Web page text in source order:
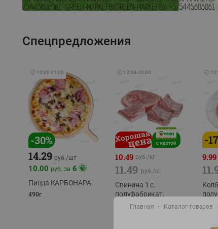
Спецпредложения
🕘 12:00-21:00
-30%
14.29 руб./шт
10.00 руб. за 6
Пицца КАРБОНАРА
490г
🕘 12:00-20:00
10.49 руб./кг
11.49 руб./кг
Свинина 1 с.
полуфабрикат,
охлажденный 1 кг
🕘
-17
9.99
Главная Каталог товаров